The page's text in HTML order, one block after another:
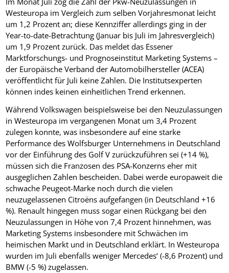
Westeuropa im Vergleich zum selben Vorjahresmonat leicht
um 1,2 Prozent an; diese Kennziffer allerdings ging in der
Year-to-date-Betrachtung (Januar bis Juli im Jahresvergleich)
um 1,9 Prozent zurück. Das meldet das Essener
Marktforschungs- und Prognoseinstitut Marketing Systems –
der Europäische Verband der Automobilhersteller (ACEA)
veröffentlicht für Juli keine Zahlen. Die Institutsexperten
können indes keinen einheitlichen Trend erkennen.
Während Volkswagen beispielsweise bei den Neuzulassungen
in Westeuropa im vergangenen Monat um 3,4 Prozent
zulegen konnte, was insbesondere auf eine starke
Performance des Wolfsburger Unternehmens in Deutschland
vor der Einführung des Golf V zurückzuführen sei (+14 %),
müssen sich die Franzosen des PSA-Konzerns eher mit
ausgeglichen Zahlen bescheiden. Dabei werde europaweit die
schwache Peugeot-Marke noch durch die vielen
neuzugelassenen Citroëns aufgefangen (in Deutschland +16
%). Renault hingegen muss sogar einen Rückgang bei den
Neuzulassungen in Höhe von 7,4 Prozent hinnehmen, was
Marketing Systems insbesondere mit Schwächen im
heimischen Markt und in Deutschland erklärt. In Westeuropa
wurden im Juli ebenfalls weniger Mercedes‘ (-8,6 Prozent) und
BMW (-5 %) zugelassen.